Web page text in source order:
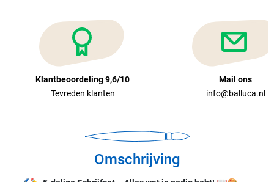
Klantbeoordeling 9,6/10
Tevreden klanten
Mail ons
info@balluca.nl
Omschrijving